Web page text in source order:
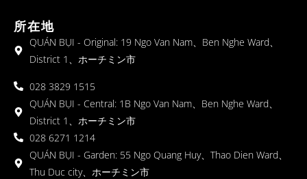
所在地
QUÁN BỤI - Original: 19 Ngo Van Nam、Ben Nghe Ward、
District 1、ホーチミン市
028 3829 1515
QUÁN BỤI - Central: 1B Ngo Van Nam、Ben Nghe Ward、
District 1、ホーチミン市
028 6271 1214
QUÁN BỤI - Garden: 55 Ngo Quang Huy、Thao Dien Ward、
Thu Duc city、ホーチミン市